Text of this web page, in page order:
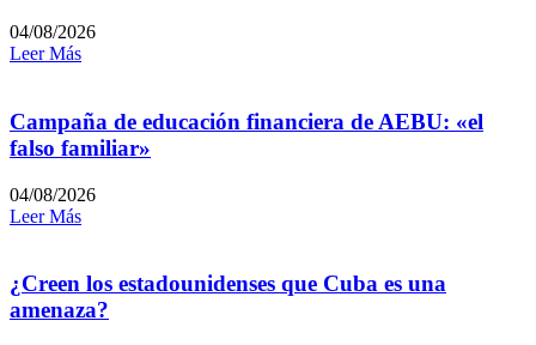
04/08/2026
Leer Más
Campaña de educación financiera de AEBU: «el
falso familiar»
04/08/2026
Leer Más
¿Creen los estadounidenses que Cuba es una
amenaza?